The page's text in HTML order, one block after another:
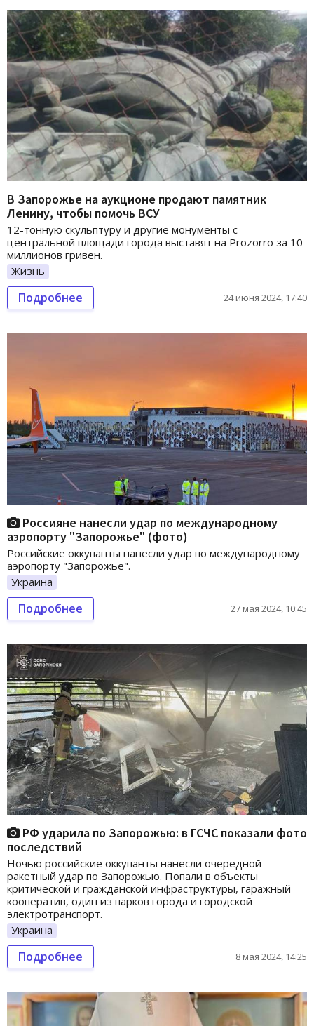
В Запорожье на аукционе продают памятник
Ленину, чтобы помочь ВСУ
12-тонную скульптуру и другие монументы с
центральной площади города выставят на Prozorro за 10
миллионов гривен.
Жизнь
Подробнее 24 июня 2024, 17:40
Россияне нанесли удар по международному
аэропорту "Запорожье" (фото)
Российские оккупанты нанесли удар по международному
аэропорту "Запорожье".
Украина
Подробнее 27 мая 2024, 10:45
РФ ударила по Запорожью: в ГСЧС показали фото
последствий
Ночью российские оккупанты нанесли очередной
ракетный удар по Запорожью. Попали в объекты
критической и гражданской инфраструктуры, гаражный
кооператив, один из парков города и городской
электротранспорт.
Украина
Подробнее 8 мая 2024, 14:25